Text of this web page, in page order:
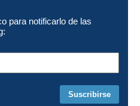
para notificarlo de las